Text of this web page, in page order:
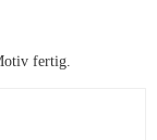
fertig.